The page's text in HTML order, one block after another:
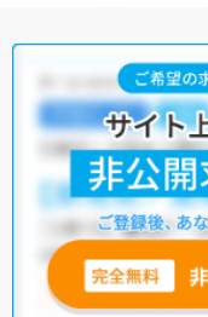
サイト上に掲載されている
う求人を提案させていただ
つくばみらい市の作業療
積極採用中・残業少な
・クリニック・介
他の条件でも人気の求人
いただくか、お気軽にお
全国の作業療法士求人から
無料転職支援サービス
に